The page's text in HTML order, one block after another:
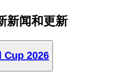
新闻和更新
Cup 2026